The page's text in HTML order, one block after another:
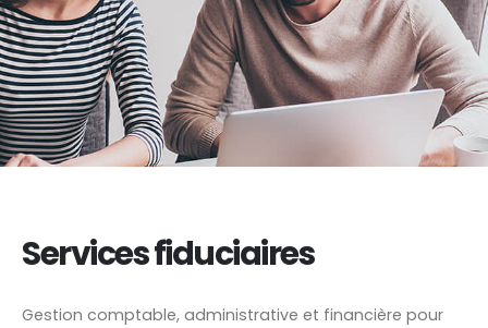
Services fiduciaires
Gestion comptable, administrative et financière pour